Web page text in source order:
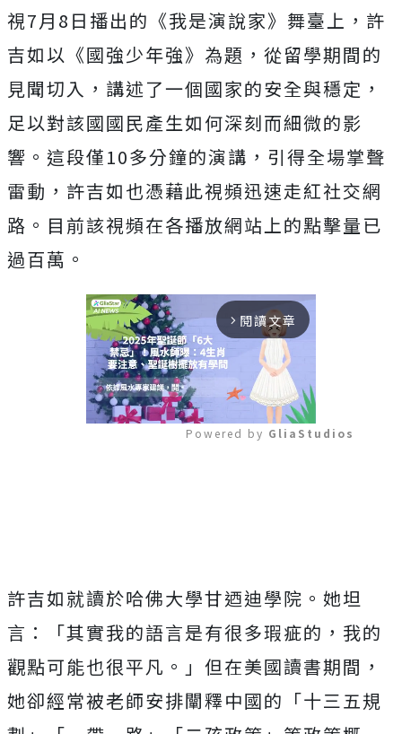
視7月8日播出的《我是演說家》舞臺上，許
吉如以《國強少年強》為題，從留學期間的
見聞切入，講述了一個國家的安全與穩定，
足以對該國國民產生如何深刻而細微的影
響。這段僅10多分鐘的演講，引得全場掌聲
雷動，許吉如也憑藉此視頻迅速走紅社交網
路。目前該視頻在各播放網站上的點擊量已
過百萬。
arrow_forward_ios 閱讀文章
Powered by GliaStudios
許吉如就讀於哈佛大學甘迺迪學院。她坦
言：「其實我的語言是有很多瑕疵的，我的
觀點可能也很平凡。」但在美國讀書期間，
她卻經常被老師安排闡釋中國的「十三五規